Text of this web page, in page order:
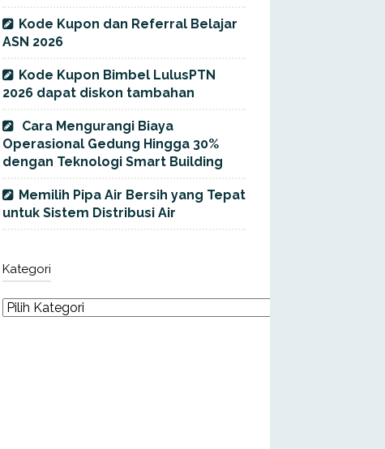
Kode Kupon dan Referral Belajar
ASN 2026
Kode Kupon Bimbel LulusPTN
2026 dapat diskon tambahan
Cara Mengurangi Biaya
Operasional Gedung Hingga 30%
dengan Teknologi Smart Building
Memilih Pipa Air Bersih yang Tepat
untuk Sistem Distribusi Air
Kategori